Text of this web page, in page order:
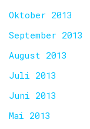
Oktober 2013
September 2013
August 2013
Juli 2013
Juni 2013
Mai 2013